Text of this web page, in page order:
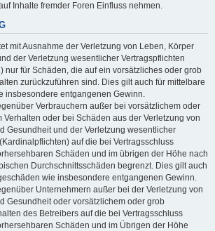
Inhalte fremder Foren Einfluss nehmen.
mit Ausnahme der Verletzung von Leben, Körper
der Verletzung wesentlicher Vertragspflichten
nur für Schäden, die auf ein vorsätzliches oder grob
zurückzuführen sind. Dies gilt auch für mittelbare
insbesondere entgangenen Gewinn.
Verbrauchern außer bei vorsätzlichem oder
Verhalten oder bei Schäden aus der Verletzung von
Gesundheit und der Verletzung wesentlicher
auf die bei Vertragsschluss
Schäden und im übrigen der Höhe nach
Durchschnittsschäden begrenzt. Dies gilt auch
wie insbesondere entgangenen Gewinn.
Unternehmern außer bei der Verletzung von
Gesundheit oder vorsätzlichem oder grob
des Betreibers auf die bei Vertragsschluss
Schäden und im Übrigen der Höhe